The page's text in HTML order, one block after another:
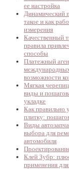
ее настройка
Динамический
такое и как
измерения
Качественный
правила
способы
Платежный
возможности
Мягкая
виды и
укладке
Как правильно
плитку:
Виды
выбора для
автомобиля
Клей Зубр:
применения